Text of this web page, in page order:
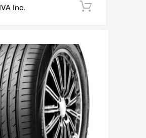
IVA Inc.